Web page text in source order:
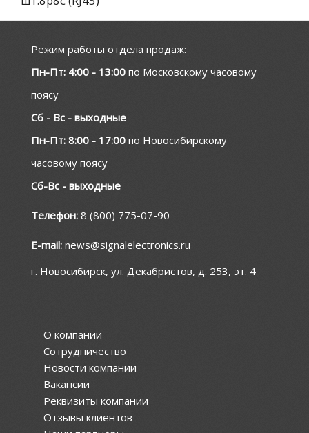
Режим работы отдела продаж:
Пн-Пт: 4:00 - 13:00 по Московскому часовому
поясу
Сб - Вс - выходные
Пн-Пт: 8:00 - 17:00 по Новосибирскому
часовому поясу
Сб-Вс - выходные
Телефон: 8 (800) 775-07-90
E-mail: news@signalelectronics.ru
г. Новосибирск, ул. Декабристов, д. 253, эт. 4
О компании
Сотрудничество
Новости компании
Вакансии
Реквизиты компании
Отзывы клиентов